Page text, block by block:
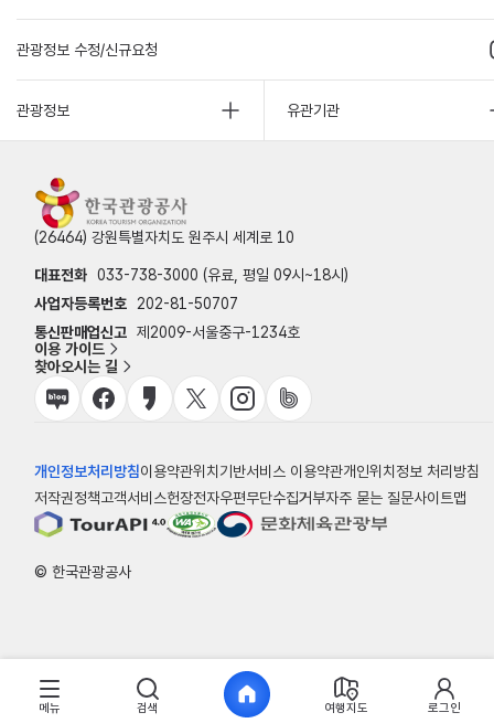
관광정보 수정/신규요청
관광정보 유관기관
(26464) 강원특별자치도 원주시 세계로 10
대표전화 033-738-3000 (유료, 평일 09시~18시)
사업자등록번호
202-81-50707
통신판매업신고 제2009-서울중구-1234호
이용 가이드
찾아오시는 길
개인정보처리방침이용약관위치기반서비스 이용약관개인위치정보 처리방침
저작권정책고객서비스헌장전자우편무단수집거부자주 묻는 질문사이트맵
© 한국관광공사
메뉴 검색 여행지도 로그인